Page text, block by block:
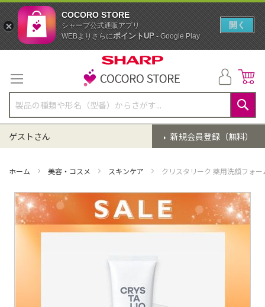
テ
ン
ツ
に
ス
キ
ッ
検
索
新規会員登録（無料）
ゲストさん
ホーム 美容・コスメ スキンケア クリスタリーク 薬用洗顔フォ
イ
メ
ー
COCORO STORE
シャープ公式通販アプリ
WEBよりさらにポイントUP- Google Play
開く